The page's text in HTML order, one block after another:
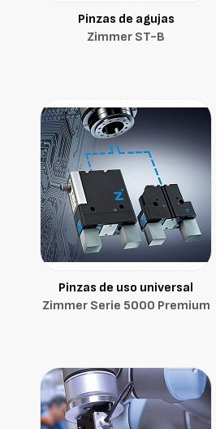
Pinzas de agujas
Zimmer ST-B
Pinzas de uso universal
Zimmer Serie 5000 Premium